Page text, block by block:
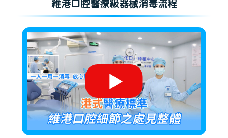
維港口腔醫療級器械消毒流程